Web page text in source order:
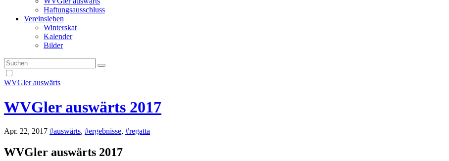
Haftungsausschluss
Vereinsleben
Winterskat
Kalender
Bilder
WVGler auswärts
WVGler auswärts 2017
Apr. 22, 2017 #auswärts, #ergebnisse, #regatta
WVGler auswärts 2017